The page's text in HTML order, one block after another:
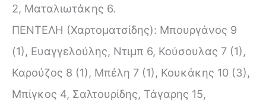
2, Ματαλιωτάκης 6.
ΠΕΝΤΕΛΗ (Χαρτοματσίδης): Μπουργάνος 9
(1), Ευαγγελούλης, Ντιμπ 6, Κούσουλας 7 (1),
Καρούζος 8 (1), Μπέλη 7 (1), Κουκάκης 10 (3),
Μπίγκος 4, Σαλτουρίδης, Τάγαρης 15,